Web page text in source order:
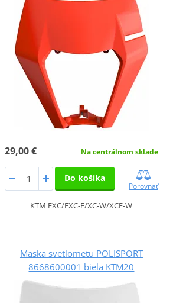
29,00 € Na centrálnom sklade
Do košíka
Porovnať
KTM EXC/EXC-F/XC-W/XCF-W
Maska svetlometu POLISPORT
8668600001 biela KTM20